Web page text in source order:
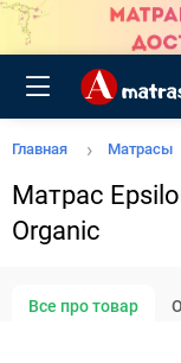
Главная Матрасы
Матрас
Organic
Все про товар